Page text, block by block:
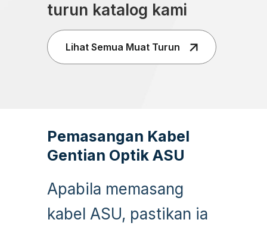
turun katalog kami
Lihat Semua Muat Turun
Pemasangan Kabel
Gentian Optik ASU
Apabila memasang
kabel ASU, pastikan ia